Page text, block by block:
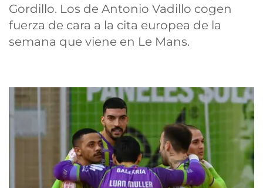
Gordillo. Los de Antonio Vadillo cogen
fuerza de cara a la cita europea de la
semana que viene en Le Mans.